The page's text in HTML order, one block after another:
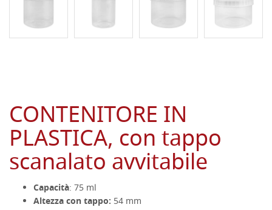
CONTENITORE IN
PLASTICA, con tappo
scanalato avvitabile
Capacità: 75 ml
Altezza con tappo: 54 mm